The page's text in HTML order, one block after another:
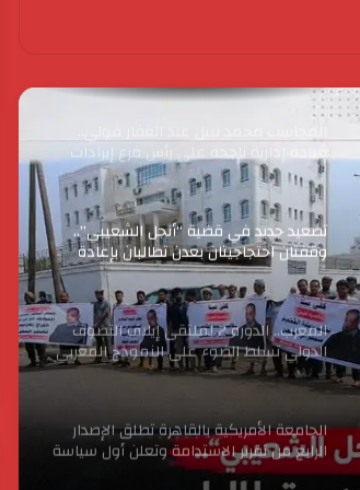
وقفتان احتجاجيتان بعدن تطالبان بإعادة
متهمة للسجن والتحقيق في ملابسات
الإفراج عن المحكومين
المغرب.. الدورة 2 لملتقى إيلاف التصوف
الدولي تسلط الضوء على النموذج المغربي
في تدبير الشأن الديني
الجامعة الأمريكية بالقاهرة تطلق الإصدار
الرابع من تقرير الاستدامة وتعلن أول سياسة
للاستدامة البيئية
“أوتوموبيلتي” و”جيلي العالمية” تبحثان
التوسع في التصنيع المحلي وزيادة الإنتاج
وإطلاق طرازات جديدة